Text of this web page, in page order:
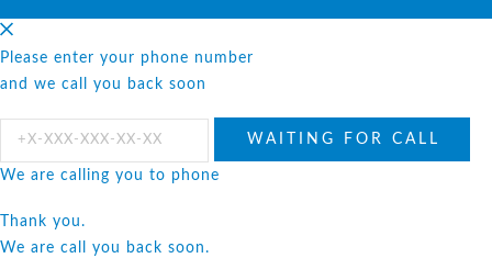
Please enter your phone number
and we call you back soon
We are calling you to phone
Thank you.
We are call you back soon.